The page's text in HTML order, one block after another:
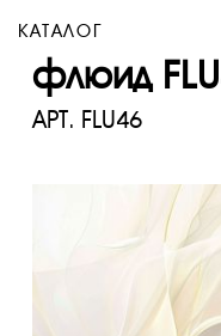
КАТАЛОГ
флюид
АРТ. FLU46